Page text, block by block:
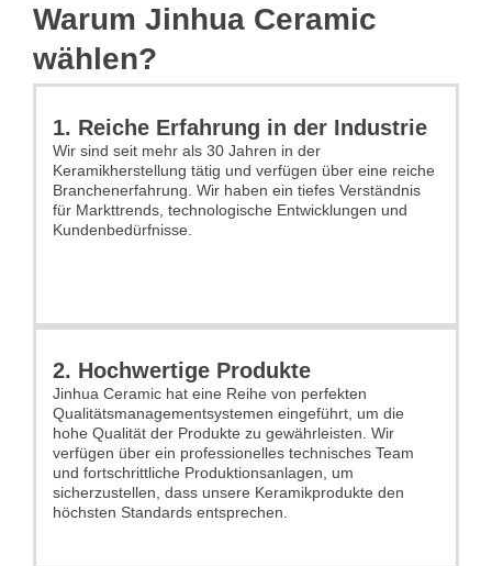
Warum Jinhua Ceramic
wählen?
1. Reiche Erfahrung in der Industrie
Wir sind seit mehr als 30 Jahren in der
Keramikherstellung tätig und verfügen über eine reiche
Branchenerfahrung. Wir haben ein tiefes Verständnis
für Markttrends, technologische Entwicklungen und
Kundenbedürfnisse.
2. Hochwertige Produkte
Jinhua Ceramic hat eine Reihe von perfekten
Qualitätsmanagementsystemen eingeführt, um die
hohe Qualität der Produkte zu gewährleisten. Wir
verfügen über ein professionelles technisches Team
und fortschrittliche Produktionsanlagen, um
sicherzustellen, dass unsere Keramikprodukte den
höchsten Standards entsprechen.